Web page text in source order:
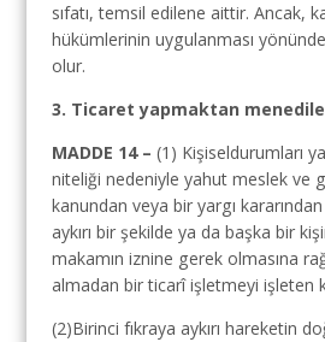
sıfatı, temsil edilene aittir. Ancak,
hükümlerinin uygulanması
olur.
3. Ticaret yapmaktan
MADDE 14 –(1) Kişiseldurumları
niteliği nedeniyle yahut meslek ve
kanundan veya bir yargı
aykırı bir şekilde ya da başka bir
makamın iznine gerek olmasına
almadan bir ticarî işletmeyi işleten
(2)Birinci fıkraya aykırı hareketin